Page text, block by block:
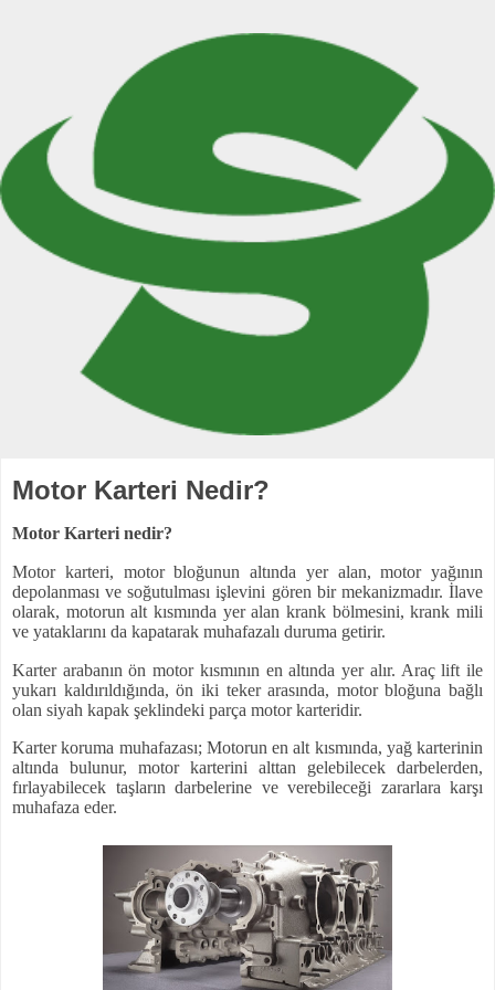
Motor Karteri Nedir?
Motor Karteri nedir?
Motor karteri, motor bloğunun altında yer alan, motor yağının
depolanması ve soğutulması işlevini gören bir mekanizmadır. İlave
olarak, motorun alt kısmında yer alan krank bölmesini, krank mili
ve yataklarını da kapatarak muhafazalı duruma getirir.
Karter arabanın ön motor kısmının en altında yer alır. Araç lift ile
yukarı kaldırıldığında, ön iki teker arasında, motor bloğuna bağlı
olan siyah kapak şeklindeki parça motor karteridir.
Karter koruma muhafazası; Motorun en alt kısmında, yağ karterinin
altında bulunur, motor karterini alttan gelebilecek darbelerden,
fırlayabilecek taşların darbelerine ve verebileceği zararlara karşı
muhafaza eder.